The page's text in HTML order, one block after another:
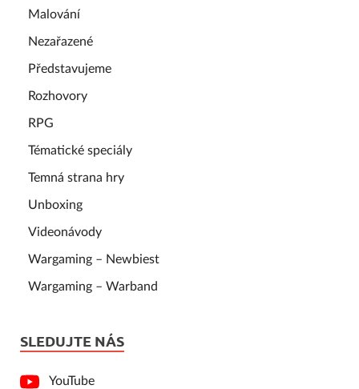
Malování
Nezařazené
Představujeme
Rozhovory
RPG
Tématické speciály
Temná strana hry
Unboxing
Videonávody
Wargaming – Newbiest
Wargaming – Warband
SLEDUJTE NÁS
YouTube